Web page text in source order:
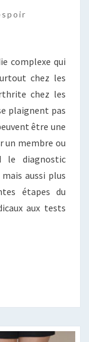
complexe qui
chez les
chez les
plaignent pas
être une
un membre ou
le diagnostic
aussi plus
étapes du
aux tests